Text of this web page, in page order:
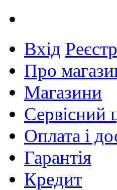
Вхід
Про
Магазини
Сервісний
Оплата і
Гарантія
Кредит